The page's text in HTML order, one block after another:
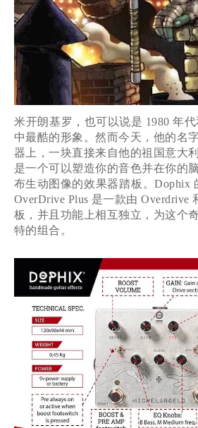
米开朗基罗， 也可以说是 1980年
中最酷的形象。然而今天，他的名
器上，一块直接来自他的祖国意大
是一个可以塑造你的音色并在你的
布生动图像的效果器踏板 。Dophix
OverDrive Plus 是一款由Overdrive
板，并且功能上相互独立，为这个
特的组合。